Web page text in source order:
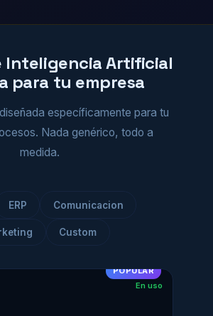
Inteligencia Artificial
para tu empresa
específicamente para tu
Nada genérico, todo a
medida.
ERP Comunicacion
Custom
POPULAR
En uso